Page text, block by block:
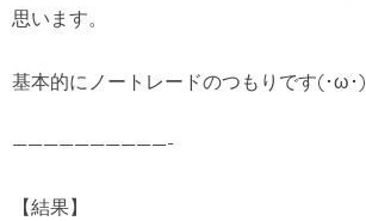
思います。
基本的にノートレードのつもりです(･ω･)
——————————-
【結果】